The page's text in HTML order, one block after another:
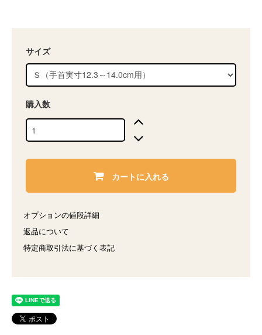
サイズ
購入数
カートに入れる
オプションの値段詳細
返品について
特定商取引法に基づく表記